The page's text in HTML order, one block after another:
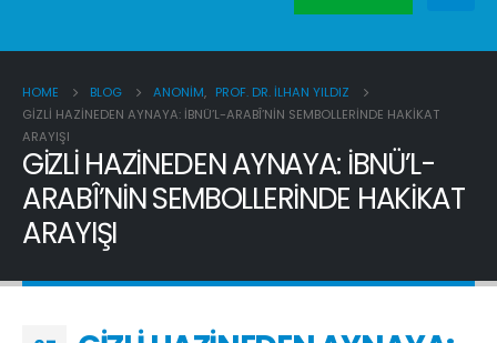
HOME BLOG ANONIM, PROF. DR. İLHAN YILDIZ
GİZLİ HAZİNEDEN AYNAYA: İBNÜ’L-ARABÎ’NİN SEMBOLLERİNDE HAKİKAT
ARAYIŞI
GİZLİ HAZİNEDEN AYNAYA: İBNÜ’L-
ARABÎ’NİN SEMBOLLERİNDE HAKİKAT
ARAYIŞI